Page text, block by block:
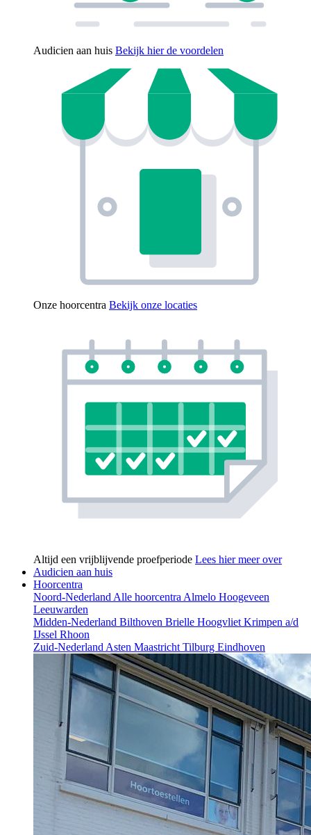
Audicien aan huis Bekijk hier de voordelen
Onze hoorcentra Bekijk onze locaties
Altijd een vrijblijvende proefperiode Lees hier meer over
Audicien aan huis
Hoorcentra
Noord-NederlandAlle hoorcentraAlmelo Hoogeveen
Leeuwarden
Midden-Nederland Bilthoven Brielle HoogvlietKrimpen a/d
IJssel Rhoon
Zuid-NederlandAsten MaastrichtTilburg Eindhoven